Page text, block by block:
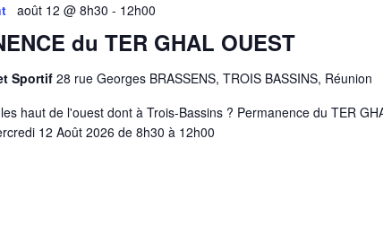
du TER GHAL OUEST
août 12 @ 8h30 - 12h00
Sportif28 rue Georges BRASSENS, TROIS BASSINS, Réunion
haut de l'ouest dont à Trois-Bassins ? Permanence du TER
12 Août 2026 de 8h30 à 12h00